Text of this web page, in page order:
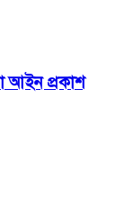
আইন প্রকাশ